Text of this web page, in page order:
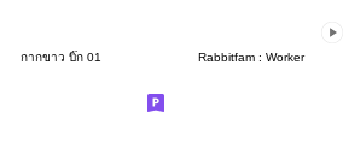
กากขาว บิ๊ก 01 Rabbitfam : Worker